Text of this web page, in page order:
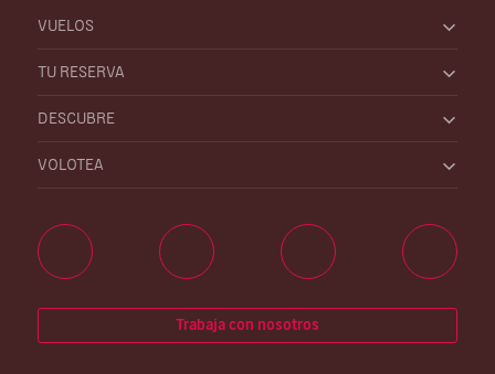
VUELOS
TU RESERVA
DESCUBRE
VOLOTEA
Trabaja con nosotros